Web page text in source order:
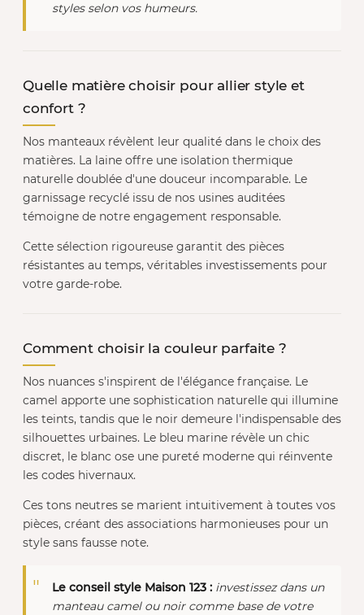
styles selon vos humeurs.
Quelle matière choisir pour allier style et
confort ?
Nos manteaux révèlent leur qualité dans le choix des
matières. La laine offre une isolation thermique
naturelle doublée d'une douceur incomparable. Le
garnissage recyclé issu de nos usines auditées
témoigne de notre engagement responsable.
Cette sélection rigoureuse garantit des pièces
résistantes au temps, véritables investissements pour
votre garde-robe.
Comment choisir la couleur parfaite ?
Nos nuances s'inspirent de l'élégance française. Le
camel apporte une sophistication naturelle qui illumine
les teints, tandis que le noir demeure l'indispensable des
silhouettes urbaines. Le bleu marine révèle un chic
discret, le blanc ose une pureté moderne qui réinvente
les codes hivernaux.
Ces tons neutres se marient intuitivement à toutes vos
pièces, créant des associations harmonieuses pour un
style sans fausse note.
Le conseil style Maison 123 : investissez dans un
manteau camel ou noir comme base de votre